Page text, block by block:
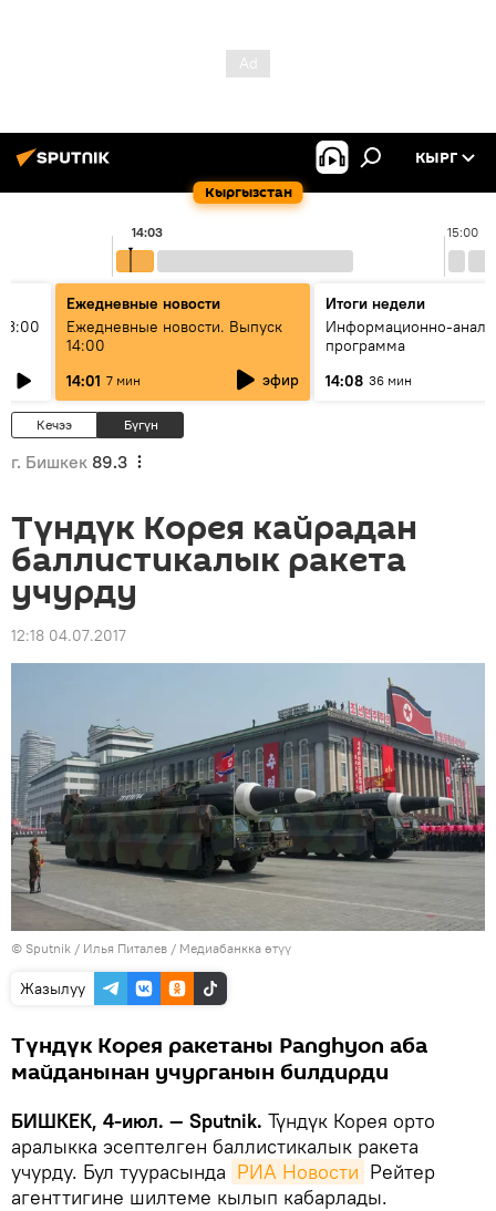
Кыргызстан
КЫРГ
15:00
14:03
Ежедневные новости
Ежедневные новости. Выпуск
14:00
14:01 7 мин эфир
Итоги недели
Информационно-
программа
14:08 36 мин
Кечээ Бүгүн
г. Бишкек 89.3
Түндүк Корея кайрадан
баллистикалык ракета
учурду
12:18 04.07.2017
© Sputnik / Илья Питалев / Медиабанкка өтүү
Жазылуу
Түндүк Корея ракетаны Panghyon аба
майданынан учурганын билдирди
БИШКЕК, 4-июл. — Sputnik. Түндүк Корея орто
аралыкка эсептелген баллистикалык ракета
учурду. Бул туурасында РИА Новости Рейтер
агенттигине шилтеме кылып кабарлады.